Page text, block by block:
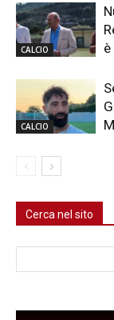
CALCIO
CALCIO
Cerca nel sito